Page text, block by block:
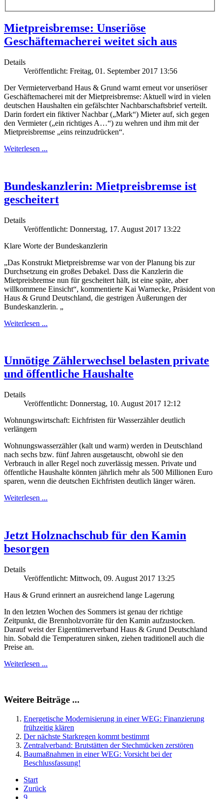
Mietpreisbremse: Unseriöse
Geschäftemacherei weitet sich aus
Details
Veröffentlicht: Freitag, 01. September 2017 13:56
Der Vermieterverband Haus & Grund warnt erneut vor unseriöser
Geschäftemacherei mit der Mietpreisbremse: Aktuell wird in vielen
deutschen Haushalten ein gefälschter Nachbarschaftsbrief verteilt.
Darin fordert ein fiktiver Nachbar („Mark“) Mieter auf, sich gegen
den Vermieter („ein richtiges A…“) zu wehren und ihm mit der
Mietpreisbremse „eins reinzudrücken“.
Weiterlesen ...
Bundeskanzlerin: Mietpreisbremse ist
gescheitert
Details
Veröffentlicht: Donnerstag, 17. August 2017 13:22
Klare Worte der Bundeskanzlerin
„Das Konstrukt Mietpreisbremse war von der Planung bis zur
Durchsetzung ein großes Debakel. Dass die Kanzlerin die
Mietpreisbremse nun für gescheitert hält, ist eine späte, aber
willkommene Einsicht“, kommentierte Kai Warnecke, Präsident von
Haus & Grund Deutschland, die gestrigen Äußerungen der
Bundeskanzlerin. „
Weiterlesen ...
Unnötige Zählerwechsel belasten private
und öffentliche Haushalte
Details
Veröffentlicht: Donnerstag, 10. August 2017 12:12
Wohnungswirtschaft: Eichfristen für Wasserzähler deutlich
verlängern
Wohnungswasserzähler (kalt und warm) werden in Deutschland
nach sechs bzw. fünf Jahren ausgetauscht, obwohl sie den
Verbrauch in aller Regel noch zuverlässig messen. Private und
öffentliche Haushalte könnten jährlich mehr als 500 Millionen Euro
sparen, wenn die deutschen Eichfristen deutlich länger wären.
Weiterlesen ...
Jetzt Holznachschub für den Kamin
besorgen
Details
Veröffentlicht: Mittwoch, 09. August 2017 13:25
Haus & Grund erinnert an ausreichend lange Lagerung
In den letzten Wochen des Sommers ist genau der richtige
Zeitpunkt, die Brennholzvorräte für den Kamin aufzustocken.
Darauf weist der Eigentümerverband Haus & Grund Deutschland
hin. Sobald die Temperaturen sinken, ziehen traditionell auch die
Preise an.
Weiterlesen ...
Weitere Beiträge ...
Energetische Modernisierung in einer WEG: Finanzierung
frühzeitig klären
Der nächste Starkregen kommt bestimmt
Zentralverband: Brutstätten der Stechmücken zerstören
Baumaßnahmen in einer WEG: Vorsicht bei der
Beschlussfassung!
Start
Zurück
9